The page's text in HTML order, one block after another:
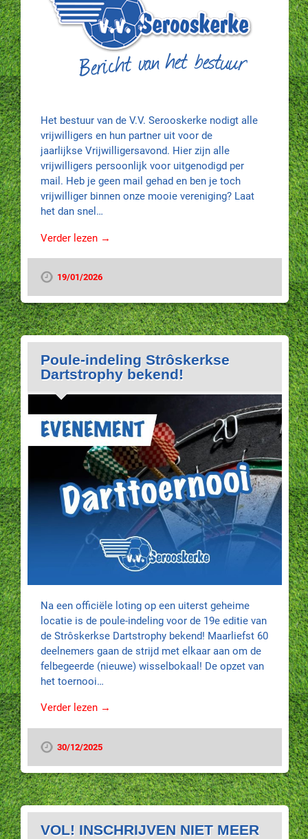
Het bestuur van de V.V. Serooskerke nodigt alle
vrijwilligers en hun partner uit voor de
jaarlijkse Vrijwilligersavond. Hier zijn alle
vrijwilligers persoonlijk voor uitgenodigd per
mail. Heb je geen mail gehad en ben je toch
vrijwilliger binnen onze mooie vereniging? Laat
het dan snel…
Verder lezen →
19/01/2026
Poule-indeling Strôskerkse
Dartstrophy bekend!
Na een officiële loting op een uiterst geheime
locatie is de poule-indeling voor de 19e editie van
de Strôskerkse Dartstrophy bekend! Maarliefst 60
deelnemers gaan de strijd met elkaar aan om de
felbegeerde (nieuwe) wisselbokaal! De opzet van
het toernooi…
Verder lezen →
30/12/2025
VOL! INSCHRIJVEN NIET MEER